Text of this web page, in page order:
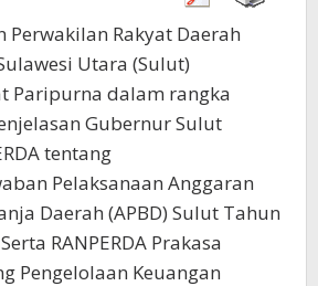
Perwakilan Rakyat Daerah
Utara (Sulut)
Paripurna dalam rangka
Gubernur Sulut
tentang
Pelaksanaan Anggaran
Daerah (APBD) Sulut Tahun
RANPERDA Prakasa
Pengelolaan Keuangan